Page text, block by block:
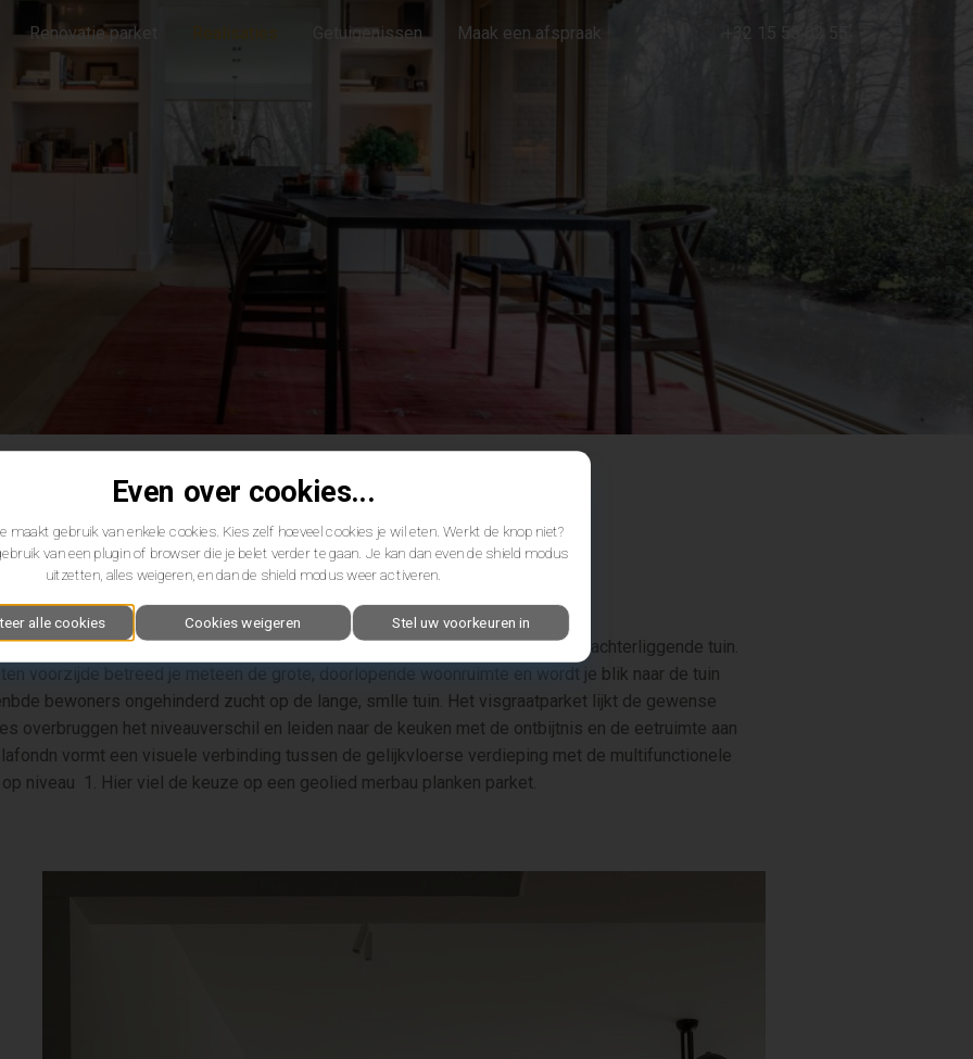
Renovatie parket Realisaties Getuigenissen Maak een afspraak +32 15 55 02 55
verouderde visgraat
oase van rust dankzij de sobere en warme aankleding en de relatie met de achterliggende tuin.
voorzijde betreed je meteen de grote, doorlopende woonruimte en wordt je blik naar de tuin
bewoners ongehinderd zucht op de lange, smlle tuin. Het visgraatparket lijkt de gewense
overbruggen het niveauverschil en leiden naar de keuken met de ontbijtnis en de eetruimte aan
vormt een visuele verbinding tussen de gelijkvloerse verdieping met de multifunctionele
niveau 1. Hier viel de keuze op een geolied merbau planken parket.
Even over cookies...
maakt gebruik van enkele cookies. Kies zelf hoeveel cookies je wil eten. Werkt de knop niet?
van een plugin of browser die je belet verder te gaan. Je kan dan even de shield modus
uitzetten, alles weigeren, en dan de shield modus weer activeren.
alle cookies Cookies weigeren Stel uw voorkeuren in